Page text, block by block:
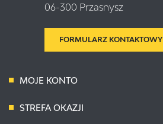
MOJE KONTO
STREFA OKAZJI
06-300 Przasnysz
FORMULARZ KONTAKTOWY